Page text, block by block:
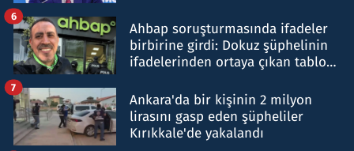
Ahbap soruşturmasında ifadeler
birbirine girdi: Dokuz şüphelinin
ifadelerinden ortaya çıkan tablo
6
Ankara'da bir kişinin 2 milyon
lirasını gasp eden şüpheliler
Kırıkkale'de yakalandı
7